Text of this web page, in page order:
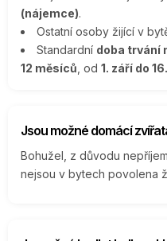
(nájemce).
Ostatní osoby žijící v
Standardní doba trvání
12 měsíců , od 1. září do
Jsou možné domácí
Bohužel, z důvodu
nejsou v bytech povolena